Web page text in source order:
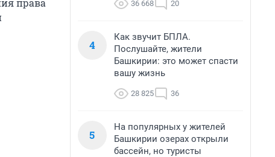
права
36 668 20
4
Как звучит БПЛА.
Послушайте, жители
Башкирии: это может спасти
вашу жизнь
28 825 36
5
На популярных у жителей
Башкирии озерах открыли
бассейн, но туристы